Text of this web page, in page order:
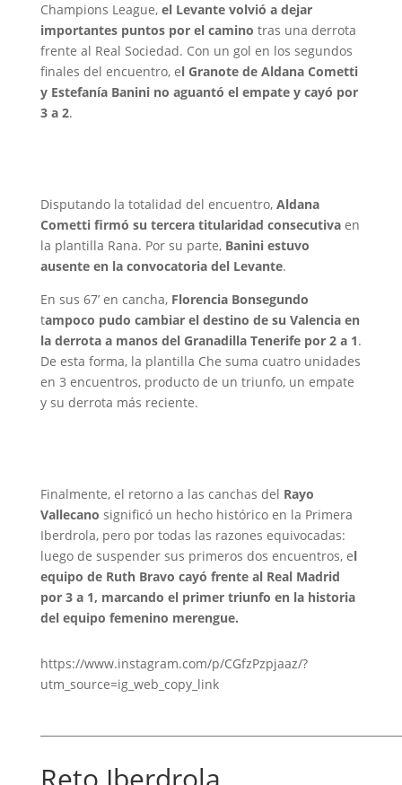
Champions League,el Levante volvió a dejar
importantes puntos por el camino tras una derrota
frente al Real Sociedad. Con un gol en los segundos
finales del encuentro, el Granote de Aldana Cometti
y Estefanía Banini no aguantó el empate y cayó por
3 a 2.
Disputando la totalidad del encuentro,Aldana
Cometti firmó su tercera titularidad consecutivaen
la plantilla Rana. Por su parte, Banini estuvo
ausente en la convocatoria del Levante.
En sus 67’ en cancha, Florencia Bonsegundo
tampoco pudo cambiar el destino de su Valencia en
la derrota a manos del Granadilla Tenerife por 2 a 1.
De esta forma, la plantilla Che suma cuatro unidades
en 3 encuentros, producto de un triunfo, un empate
y su derrota más reciente.
Finalmente, el retorno a las canchas del Rayo
Vallecano significó un hecho histórico en la Primera
Iberdrola, pero por todas las razones equivocadas:
luego de suspender sus primeros dos encuentros, el
equipo de Ruth Bravo cayó frente al Real Madrid
por 3 a 1, marcando el primer triunfo en la historia
del equipo femenino merengue.
https://www.instagram.com/p/CGfzPzpjaaz/?
utm_source=ig_web_copy_link